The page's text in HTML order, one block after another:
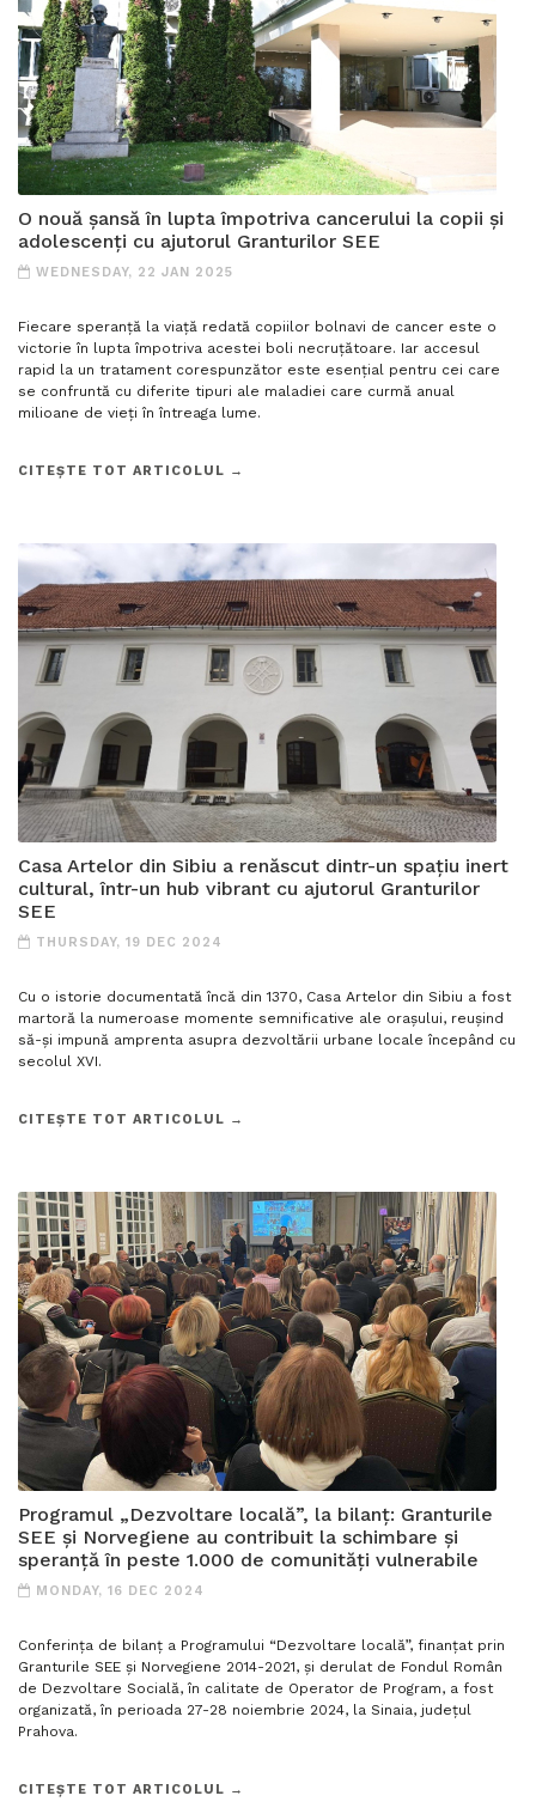
O nouă șansă în lupta împotriva cancerului la copii și
adolescenți cu ajutorul Granturilor SEE
WEDNESDAY, 22 JAN 2025
Fiecare speranță la viață redată copiilor bolnavi de cancer este o
victorie în lupta împotriva acestei boli necruțătoare. Iar accesul
rapid la un tratament corespunzător este esențial pentru cei care
se confruntă cu diferite tipuri ale maladiei care curmă anual
milioane de vieți în întreaga lume.
CITEȘTE TOT ARTICOLUL →
Casa Artelor din Sibiu a renăscut dintr-un spațiu inert
cultural, într-un hub vibrant cu ajutorul Granturilor
SEE
THURSDAY, 19 DEC 2024
Cu o istorie documentată încă din 1370, Casa Artelor din Sibiu a fost
martoră la numeroase momente semnificative ale orașului, reușind
să-și impună amprenta asupra dezvoltării urbane locale începând cu
secolul XVI.
CITEȘTE TOT ARTICOLUL →
Programul „Dezvoltare locală”, la bilanț: Granturile
SEE și Norvegiene au contribuit la schimbare și
speranță în peste 1.000 de comunități vulnerabile
MONDAY, 16 DEC 2024
Conferința de bilanț a Programului “Dezvoltare locală”, finanțat prin
Granturile SEE și Norvegiene 2014-2021, și derulat de Fondul Român
de Dezvoltare Socială, în calitate de Operator de Program, a fost
organizată, în perioada 27-28 noiembrie 2024, la Sinaia, județul
Prahova.
CITEȘTE TOT ARTICOLUL →